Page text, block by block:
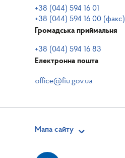
+38 (044) 594 16 01
+38 (044) 594 16 00 (факс)
Громадська приймальня
+38 (044) 594 16 83
Електронна пошта
Мапа сайту